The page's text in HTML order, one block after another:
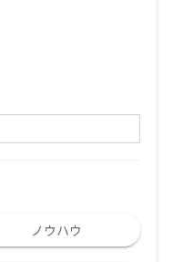
ノウハウ